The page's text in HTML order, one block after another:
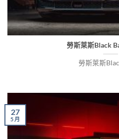
勞斯萊斯Black
勞斯萊斯
27
5 月